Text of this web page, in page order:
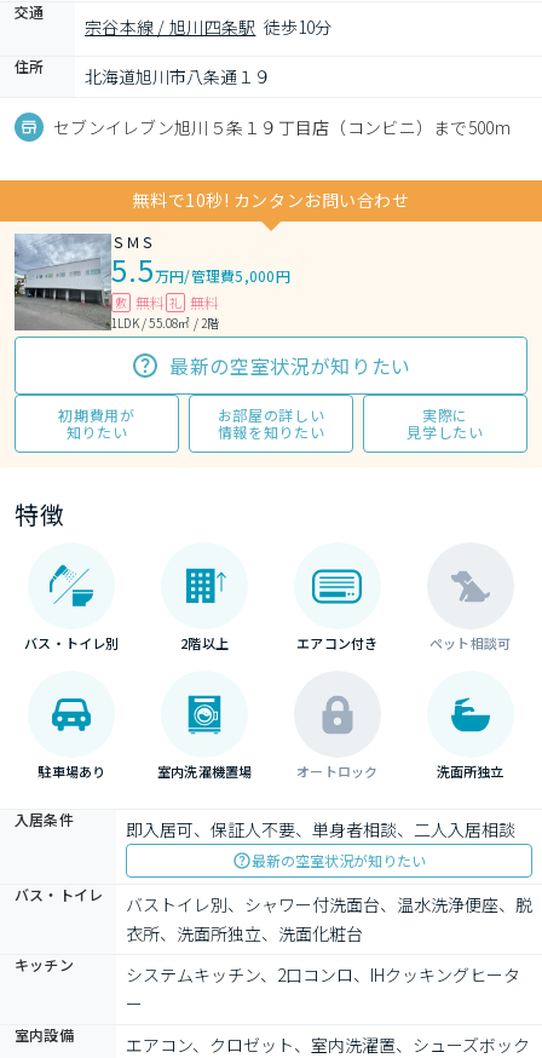
交通
宗谷本線 / 旭川四条駅 徒歩10分
住所 北海道旭川市八条通１９
セブンイレブン旭川５条１９丁目店（コンビニ）まで500m
無料で10秒! カンタンお問い合わせ
ＳＭＳ
5.5万円/管理費5,000円
敷 無料 礼 無料
1LDK / 55.08㎡ / 2階
最新の空室状況が知りたい
初期費用が
知りたい
お部屋の詳しい
情報を知りたい
実際に
見学したい
特徴
バス・トイレ別 2階以上 エアコン付き ペット相談可
駐車場あり 室内洗濯機置場 オートロック 洗面所独立
入居条件 即入居可、保証人不要、単身者相談、二人入居相談
最新の空室状況が知りたい
バス・トイレ
バストイレ別、シャワー付洗面台、温水洗浄便座、脱
衣所、洗面所独立、洗面化粧台
キッチン
システムキッチン、2口コンロ、IHクッキングヒータ
ー
室内設備
エアコン、クロゼット、室内洗濯置、シューズボック